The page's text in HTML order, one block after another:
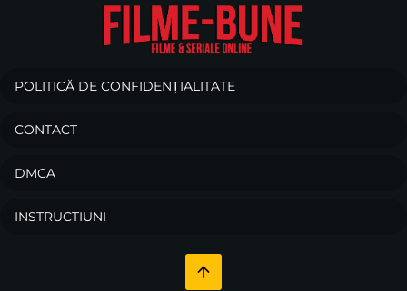
POLITICĂ DE CONFIDENȚIALITATE
CONTACT
DMCA
INSTRUCTIUNI